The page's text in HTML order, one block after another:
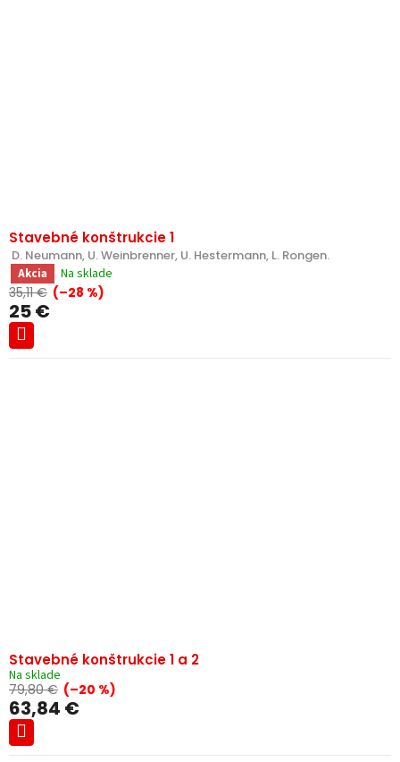
Stavebné konštrukcie 1
D. Neumann, U. Weinbrenner, U. Hestermann, L. Rongen.
Akcia
Na sklade
35,11 € (–28 %)
25 €
Stavebné konštrukcie 1 a 2
Na sklade
79,80 € (–20 %)
63,84 €